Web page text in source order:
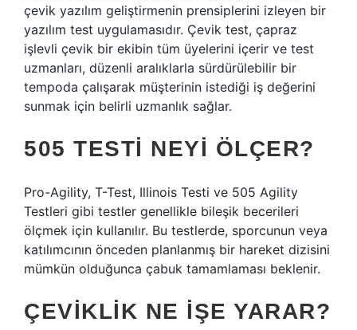
çevik yazılım geliştirmenin prensiplerini izleyen bir
yazılım test uygulamasıdır. Çevik test, çapraz
işlevli çevik bir ekibin tüm üyelerini içerir ve test
uzmanları, düzenli aralıklarla sürdürülebilir bir
tempoda çalışarak müşterinin istediği iş değerini
sunmak için belirli uzmanlık sağlar.
505 TESTI NEYI ÖLÇER?
Pro-Agility, T-Test, Illinois Testi ve 505 Agility
Testleri gibi testler genellikle bileşik becerileri
ölçmek için kullanılır. Bu testlerde, sporcunun veya
katılımcının önceden planlanmış bir hareket dizisini
mümkün olduğunca çabuk tamamlaması beklenir.
ÇEVIKLIK NE IŞE YARAR?